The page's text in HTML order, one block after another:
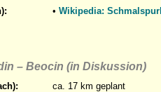
• Wikipedia:
– Beocin (in Diskussion)
ca. 17 km geplant